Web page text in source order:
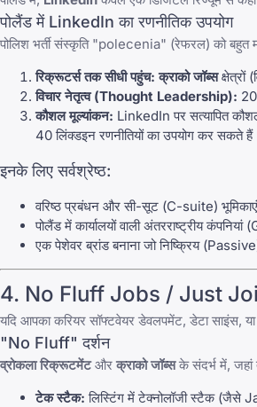
पोलैंड में LinkedIn का रणनीतिक उपयोग
पोलिश भर्ती संस्कृति "polecenia" (रेफरल) को बहुत
रिक्रूटर्स तक सीधी पहुंच: क्राको जॉब्सक्षेत्रों
विचार नेतृत्व (Thought Leadership):
कौशल मूल्यांकन: LinkedIn पर सत्यापित
40 लिंक्डइन रणनीतियोंका उपयोग कर सकते
इनके लिए सर्वश्रेष्ठ:
वरिष्ठ प्रबंधन और सी-सूट (C-suite)
पोलैंड में कार्यालयों वाली अंतरराष्ट्रीय
एक पेशेवर ब्रांड बनाना जो निष्क्रिय
4. No Fluff Jobs / Just
यदि आपका करियर सॉफ्टवेयर डेवलपमेंट, डेटा साइंस, या
"No Fluff" दर्शन
व्रोकला रिक्रूटमेंटऔर क्राको जॉब्सके संदर्भ में, जहां
टेक स्टैक: लिस्टिंग में टेक्नोलॉजी स्टैक (जैसे